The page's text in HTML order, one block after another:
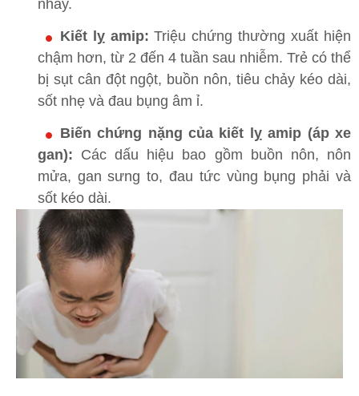
nhầy.
Kiết lỵ amip: Triệu chứng thường xuất hiện
chậm hơn, từ 2 đến 4 tuần sau nhiễm. Trẻ có thể
bị sụt cân đột ngột, buồn nôn, tiêu chảy kéo dài,
sốt nhẹ và đau bụng âm ỉ.
Biến chứng nặng của kiết lỵ amip (áp xe
gan): Các dấu hiệu bao gồm buồn nôn, nôn
mửa, gan sưng to, đau tức vùng bụng phải và
sốt kéo dài.